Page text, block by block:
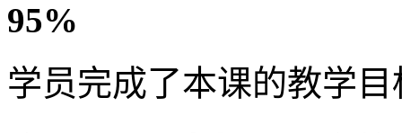
95%
学员完成了本课的教学目